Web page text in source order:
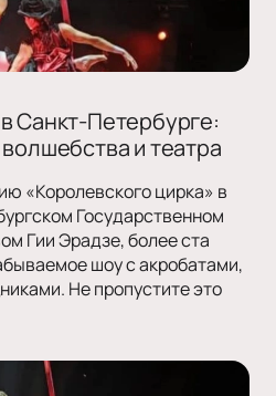
Санкт-Петербурге:
и театра
«Королевского цирка» в
Государственном
Гии Эрадзе, более ста
шоу с акробатами,
Не пропустите это